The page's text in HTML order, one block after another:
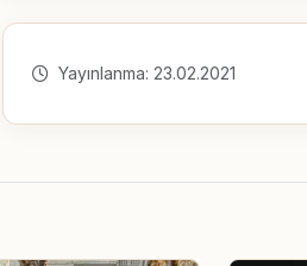
Yayınlanma: 23.02.2021